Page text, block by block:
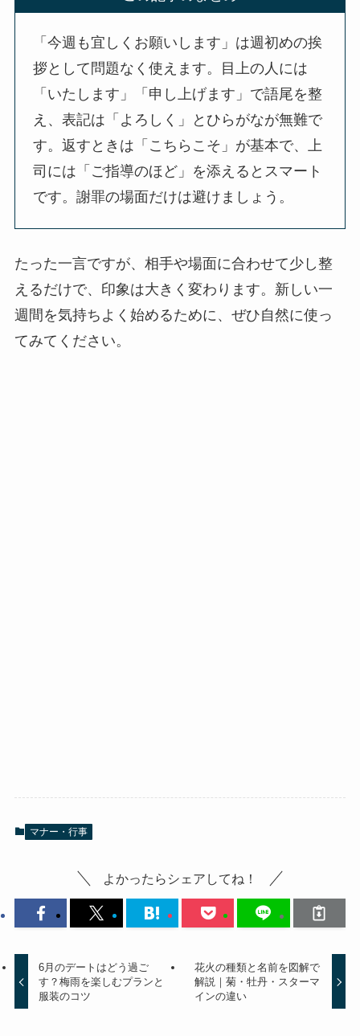
「今週も宜しくお願いします」は週初めの挨
拶として問題なく使えます。目上の人には
「いたします」「申し上げます」で語尾を整
え、表記は「よろしく」とひらがなが無難で
す。返すときは「こちらこそ」が基本で、上
司には「ご指導のほど」を添えるとスマート
です。謝罪の場面だけは避けましょう。
たった一言ですが、相手や場面に合わせて少し整
えるだけで、印象は大きく変わります。新しい一
週間を気持ちよく始めるために、ぜひ自然に使っ
てみてください。
マナー・行事
よかったらシェアしてね！
6月のデートはどう過ご
す？梅雨を楽しむプランと
服装のコツ
花火の種類と名前を図解で
解説｜菊・牡丹・スターマ
インの違い